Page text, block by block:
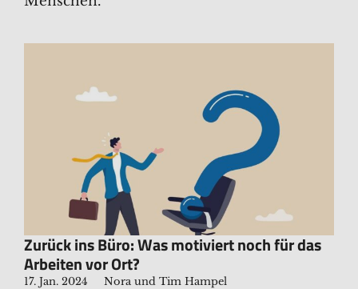
Zurück ins Büro: Was motiviert noch für das
Arbeiten vor Ort?
17. Jan. 2024 Nora und Tim Hampel